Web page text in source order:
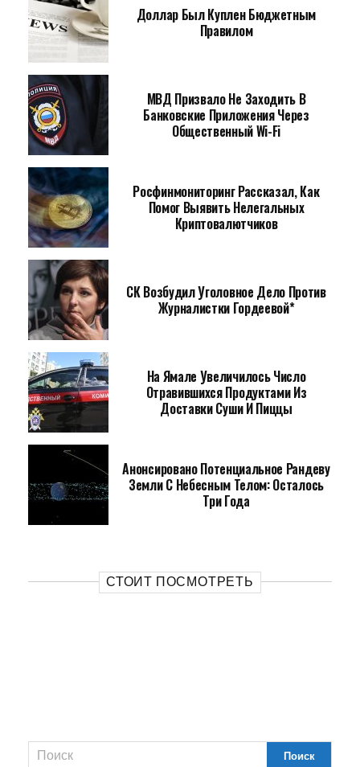
Доллар Был Куплен Бюджетным
Правилом
МВД Призвало Не Заходить В
Банковские Приложения Через
Общественный Wi-Fi
Росфинмониторинг Рассказал, Как
Помог Выявить Нелегальных
Криптовалютчиков
СК Возбудил Уголовное Дело Против
Журналистки Гордеевой*
На Ямале Увеличилось Число
Отравившихся Продуктами Из
Доставки Суши И Пиццы
Анонсировано Потенциальное Рандеву
Земли С Небесным Телом: Осталось
Три Года
СТОИТ ПОСМОТРЕТЬ